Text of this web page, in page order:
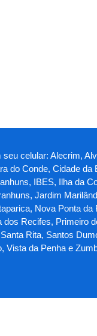
celular: Alecrim,
Conde, Cidade
IBES, Ilha da
Jardim
Nova Ponta
Recifes,
Rita, Santos
Vista da Penha e